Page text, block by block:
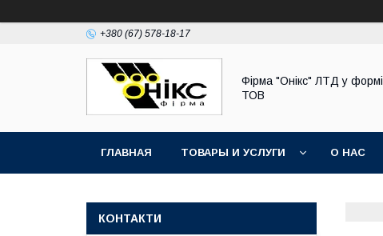
+380 (67) 578-18-17
Фірма "Онікс" ЛТД у формі
ТОВ
ГЛАВНАЯ ТОВАРЫ И УСЛУГИ О НАС
КОНТАКТИ